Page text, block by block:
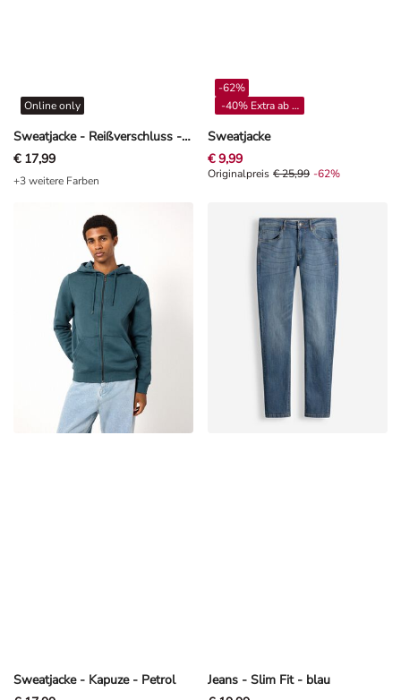
Sweatjacke - Reißverschluss - Dunkelblau
Online only
€ 17,99
+3 weitere Farben
Sweatjacke
-62%
-40% Extra ab 4**
€ 9,99
Originalpreis € 25,99, Rabat -62%
Originalpreis € 25,99 -62%
Sweatjacke - Kapuze - Petrol
Jeans - Slim Fit - blau